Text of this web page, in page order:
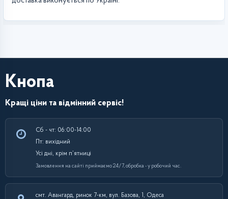
Кнопа
Кращі ціни та відмінний сервіс!
Сб - чт: 06:00-14:00
Пт: вихідний
Усі дні, крім п’ятниці
Замовлення на сайті приймаємо 24/7, обробка - у робочий час.
смт. Авангард, ринок 7-км, вул. Базова, 1, Одеса